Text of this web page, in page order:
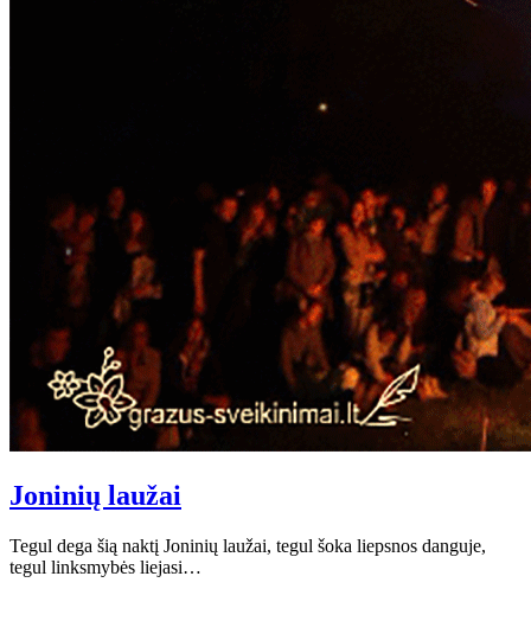
Joninių laužai
Tegul dega šią naktį Joninių laužai, tegul šoka liepsnos danguje,
tegul linksmybės liejasi…